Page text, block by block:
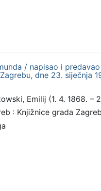
/ napisao i
dne 23. siječnja
Emilij (1. 4. 1868. –
: Knjižnice grada